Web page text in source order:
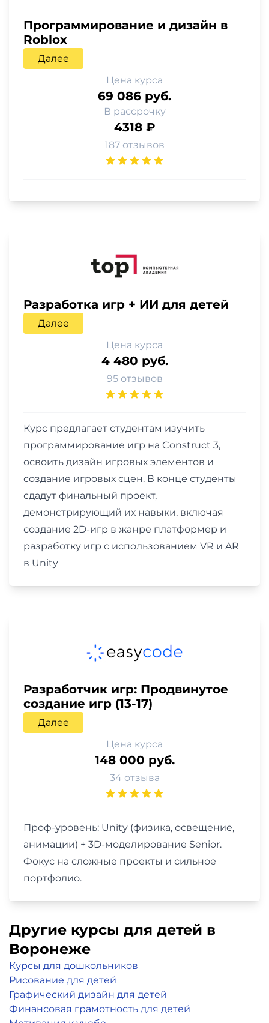
Программирование и дизайн в
Roblox
Далее
Цена курса
69 086 руб.
В рассрочку
4318 ₽
187 отзывов
Разработка игр + ИИ для детей
Далее
Цена курса
4 480 руб.
95 отзывов
Курс предлагает студентам изучить
программирование игр на Construct 3,
освоить дизайн игровых элементов и
создание игровых сцен. В конце студенты
сдадут финальный проект,
демонстрирующий их навыки, включая
создание 2D-игр в жанре платформер и
разработку игр с использованием VR и AR
в Unity
Разработчик игр: Продвинутое
создание игр (13-17)
Далее
Цена курса
148 000 руб.
34 отзыва
Проф-уровень: Unity (физика, освещение,
анимации) + 3D-моделирование Senior.
Фокус на сложные проекты и сильное
портфолио.
Другие курсы для детей в
Воронеже
Курсы для дошкольников
Рисование для детей
Графический дизайн для детей
Финансовая грамотность для детей